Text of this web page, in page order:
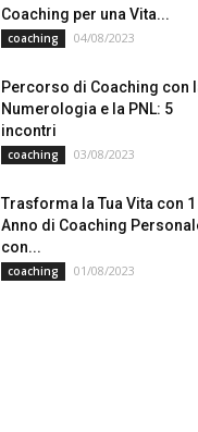
Coaching per una Vita...
coaching 04/08/2023
Percorso di Coaching con
Numerologia e la PNL: 5
incontri
coaching 03/08/2023
Trasforma la Tua Vita con 1
Anno di Coaching
con...
coaching 01/08/2023